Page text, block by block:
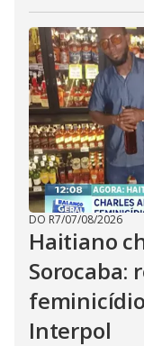
DO R7/07/08/2026
Haitiano
Sorocaba:
Interpol